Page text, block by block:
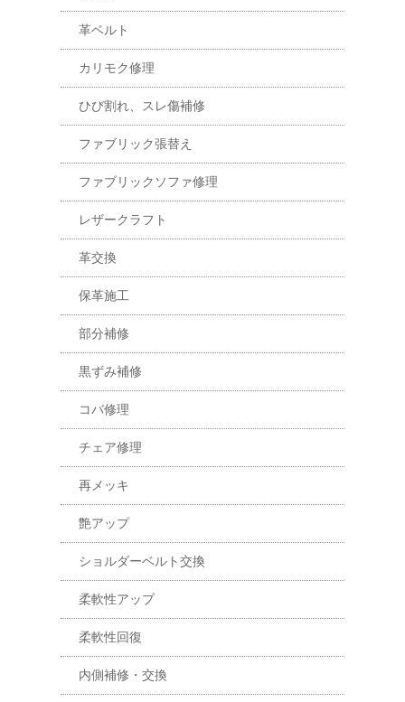
革ベルト
カリモク修理
ひび割れ、スレ傷補修
ファブリック張替え
ファブリックソファ修理
レザークラフト
革交換
保革施工
部分補修
黒ずみ補修
コバ修理
チェア修理
再メッキ
艶アップ
ショルダーベルト交換
柔軟性アップ
柔軟性回復
内側補修・交換